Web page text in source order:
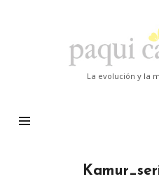
Cardenas
La evolución y la